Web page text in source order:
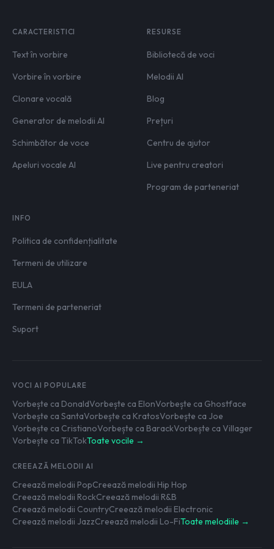
CARACTERISTICI
Text în vorbire
Vorbire în vorbire
Clonare vocală
Generator de melodii AI
Schimbător de voce
Apeluri vocale AI
RESURSE
Bibliotecă de voci
Melodii AI
Blog
Prețuri
Centru de ajutor
Live pentru creatori
Program de parteneriat
INFO
Politica de confidențialitate
Termeni de utilizare
EULA
Termeni de parteneriat
Suport
VOCI AI POPULARE
Vorbește ca DonaldVorbește ca ElonVorbește ca Ghostface
Vorbește ca SantaVorbește ca KratosVorbește ca Joe
Vorbește ca CristianoVorbește ca BarackVorbește ca Villager
Vorbește ca TikTokToate vocile →
CREEAZĂ MELODII AI
Creează melodii PopCreează melodii Hip Hop
Creează melodii RockCreează melodii R&B
Creează melodii CountryCreează melodii Electronic
Creează melodii JazzCreează melodii Lo-FiToate melodiile →